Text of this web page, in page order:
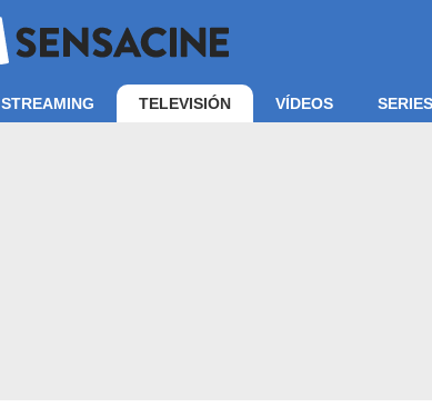
STREAMING TELEVISIÓN VÍDEOS SERIES